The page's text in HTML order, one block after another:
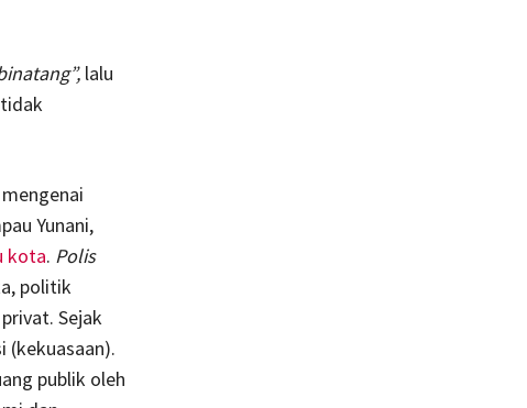
lalu
Yunani,
kota. Polis
politik
Sejak
(kekuasaan).
publik oleh